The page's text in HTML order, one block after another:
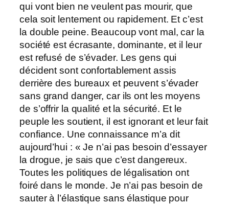
qui vont bien ne veulent pas mourir, que
cela soit lentement ou rapidement. Et c’est
la double peine. Beaucoup vont mal, car la
société est écrasante, dominante, et il leur
est refusé de s’évader. Les gens qui
décident sont confortablement assis
derrière des bureaux et peuvent s’évader
sans grand danger, car ils ont les moyens
de s’offrir la qualité et la sécurité. Et le
peuple les soutient, il est ignorant et leur fait
confiance. Une connaissance m’a dit
aujourd’hui : « Je n’ai pas besoin d’essayer
la drogue, je sais que c’est dangereux.
Toutes les politiques de légalisation ont
foiré dans le monde. Je n’ai pas besoin de
sauter à l’élastique sans élastique pour